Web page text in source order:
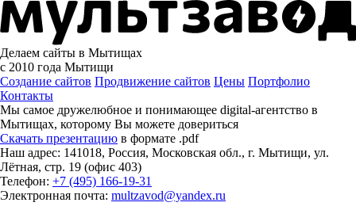
Делаем сайты в Мытищах
с 2010 года Мытищи
Создание сайтов Продвижение сайтов Цены Портфолио
Контакты
Мы самое дружелюбное и понимающее digital-агентство в
Мытищах, которому Вы можете довериться
Скачать презентацию в формате .pdf
Наш адрес: 141018, Россия, Московская обл., г. Мытищи, ул.
Лётная, стр. 19 (офис 403)
Телефон: +7 (495) 166-19-31
Электронная почта: multzavod@yandex.ru